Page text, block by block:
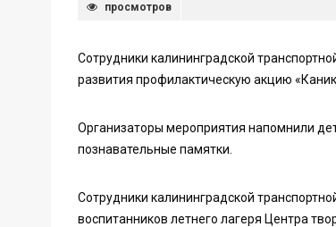
просмотров
Сотрудники калининградской
развития профилактическую акцию
Организаторы мероприятия напомнили
познавательные памятки.
Сотрудники калининградской
воспитанников летнего лагеря Центра